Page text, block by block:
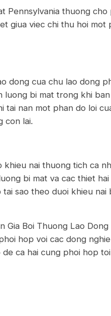
Pennsylvania thuong
giua viec chi thu hoi mot
dong cua chu lao dong
bi mat trong khi
nan mot phan do loi
con lai.
nai thuong tich ca
bi mat va cac thiet hai
sao theo duoi khieu nai
Gia Boi Thuong Lao
hop voi cac dong
ca hai cung phoi hop